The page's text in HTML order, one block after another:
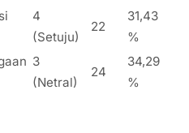
4
(Setuju)
22
31,43
%
3
(Netral)
24
34,29
%